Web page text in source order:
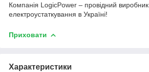
Компанія LogicPower – провідний виробник
електроустаткування в Україні!
Приховати
Характеристики